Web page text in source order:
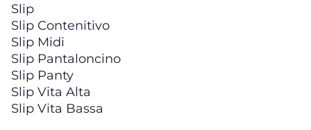
Slip
Slip Contenitivo
Slip Midi
Slip Pantaloncino
Slip Panty
Slip Vita Alta
Slip Vita Bassa